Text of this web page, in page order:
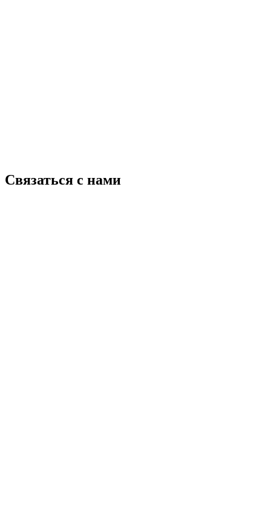
Связаться с нами